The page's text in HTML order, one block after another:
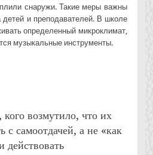
снаружи. Такие меры важны
и преподавателей. В школе
определенный микроклимат,
музыкальные инструменты.
возмутило, что их
с самоотдачей, а не «как
действовать